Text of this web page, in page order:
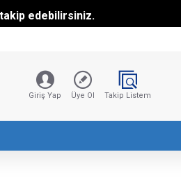
edebilirsiniz.
Giriş Yap Üye Ol Takip Listem